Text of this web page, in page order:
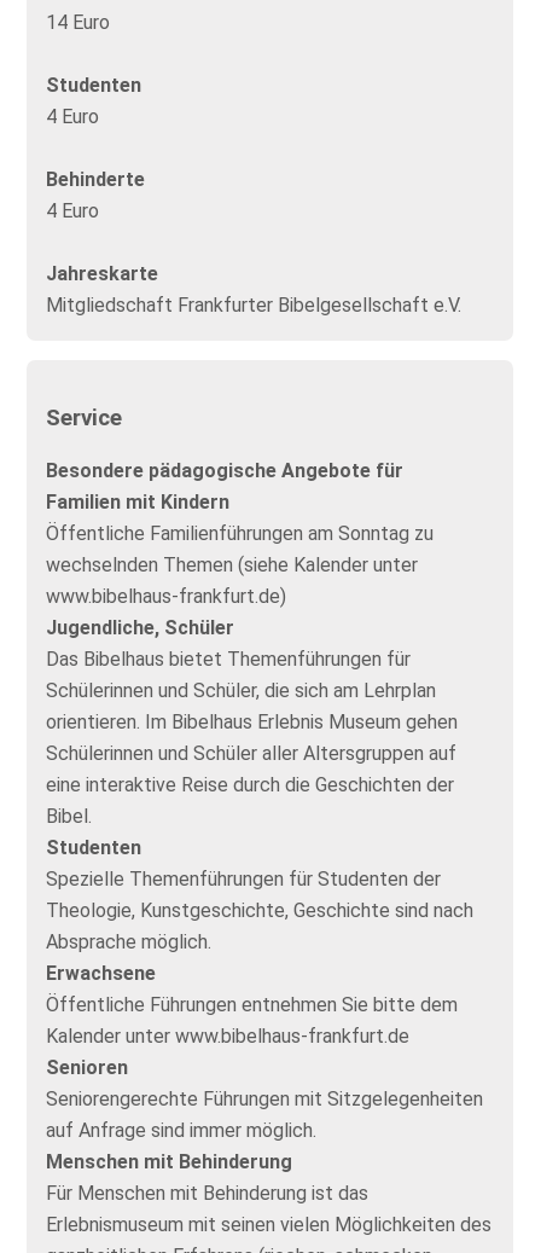
14 Euro
Studenten
4 Euro
Behinderte
4 Euro
Jahreskarte
Mitgliedschaft Frankfurter Bibelgesellschaft e.V.
Service
Besondere pädagogische Angebote für
Familien mit Kindern
Öffentliche Familienführungen am Sonntag zu
wechselnden Themen (siehe Kalender unter
www.bibelhaus-frankfurt.de)
Jugendliche, Schüler
Das Bibelhaus bietet Themenführungen für
Schülerinnen und Schüler, die sich am Lehrplan
orientieren. Im Bibelhaus Erlebnis Museum gehen
Schülerinnen und Schüler aller Altersgruppen auf
eine interaktive Reise durch die Geschichten der
Bibel.
Studenten
Spezielle Themenführungen für Studenten der
Theologie, Kunstgeschichte, Geschichte sind nach
Absprache möglich.
Erwachsene
Öffentliche Führungen entnehmen Sie bitte dem
Kalender unter www.bibelhaus-frankfurt.de
Senioren
Seniorengerechte Führungen mit Sitzgelegenheiten
auf Anfrage sind immer möglich.
Menschen mit Behinderung
Für Menschen mit Behinderung ist das
Erlebnismuseum mit seinen vielen Möglichkeiten des